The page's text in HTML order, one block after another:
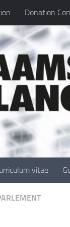
Donation
vitae